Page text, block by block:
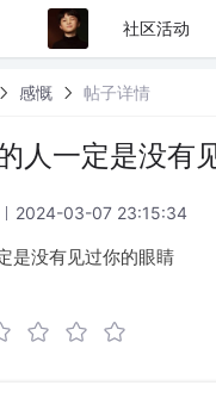
社区活动
感慨 帖子详情
人一定是没有
2024-03-07 23:15:34
是没有见过你的眼睛